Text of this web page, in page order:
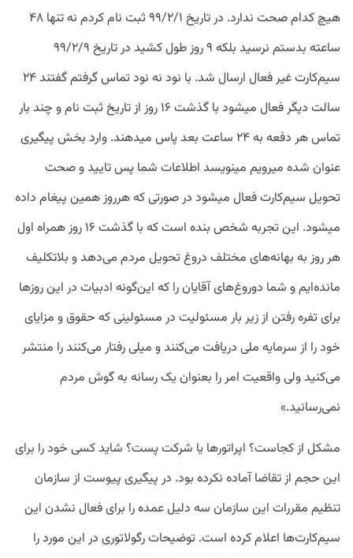
هیچ کدام صحت ندارد. در تاریخ ۹۹/۲/۱ ثبت نام کردم نه تنها ۴۸
ساعته بدستم نرسید بلکه ۹ روز طول کشید در تاریخ ۹۹/۲/۹
سیم‌کارت غیر فعال ارسال شد. با نود نه نود تماس گرفتم گفتند ۲۴
سالت دیگر فعال میشود با گذشت ۱۶ روز از تاریخ ثبت نام و چند بار
تماس هر دفعه به ۲۴ ساعت بعد پاس میدهند. وارد بخش پیگیری
عنوان شده میرویم مینویسد اطلاعات شما پس تایید و صحت
تحویل سیم‌کارت فعال میشود در صورتی که هرروز همین پیغام داده
میشود. این تجربه شخص بنده است که با گذشت ۱۶ روز همراه اول
هر روز به بهانه‌های مختلف دروغ تحویل مردم می‌دهد و بلاتکلیف
مانده‌ایم و شما دوروغ‌های آقایان را که این‌گونه ادبیات در این روزها
برای تفره رفتن از زیر بار مسئولیت در مسئولینی که حقوق و مزایای
خود را از سرمایه ملی دریافت می‌کنند و میلی رفتار می‌کنند را منتشر
می‌کنید ولی واقعیت امر را بعنوان یک رسانه به گوش مردم
نمی‌رسانید.»
مشکل از کجاست؟ اپراتورها یا شرکت پست؟ شاید کسی خود را برای
این حجم از تقاضا آماده نکرده بود. در پیگیری پیوست از سازمان
تنظیم مقررات این سازمان سه دلیل عمده را برای فعال نشدن این
سیم‌کارت‌ها اعلام کرده است. توضیحات رگولاتوری در این مورد را